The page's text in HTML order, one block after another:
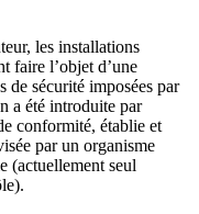
les installations
faire l’objet d’une
de sécurité imposées par
a été introduite par
conformité, établie et
par un organisme
(actuellement seul